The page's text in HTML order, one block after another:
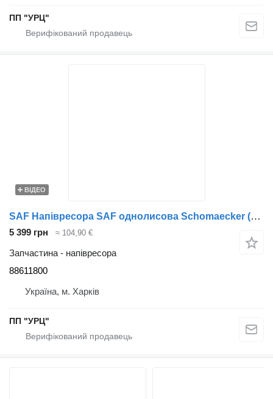
ПП "УРЦ"
ВІДЕО
SAF Напівресора SAF однолисова Schomaecker (Шумейкер) 88611800 до причепа
5 399 грн ≈ 104,90 €
Запчастина - напівресора
88611800
Україна, м. Харків
ПП "УРЦ"